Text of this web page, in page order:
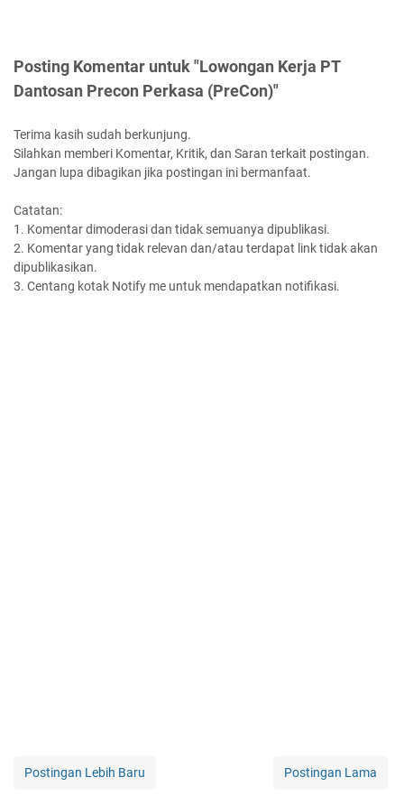
Posting Komentar untuk "Lowongan Kerja PT
Dantosan Precon Perkasa (PreCon)"
Terima kasih sudah berkunjung.
Silahkan memberi Komentar, Kritik, dan Saran terkait postingan.
Jangan lupa dibagikan jika postingan ini bermanfaat.
Catatan:
1. Komentar dimoderasi dan tidak semuanya dipublikasi.
2. Komentar yang tidak relevan dan/atau terdapat link tidak akan
dipublikasikan.
3. Centang kotak Notify me untuk mendapatkan notifikasi.
Postingan Lebih Baru Postingan Lama